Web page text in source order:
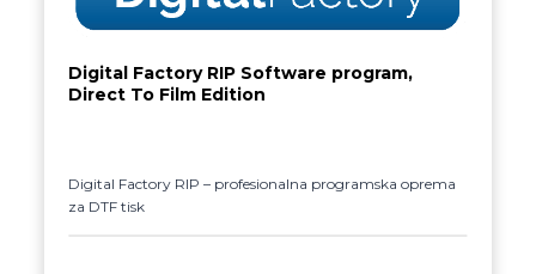
Digital Factory RIP Software program,
Direct To Film Edition
Digital Factory RIP – profesionalna programska oprema
za DTF tisk